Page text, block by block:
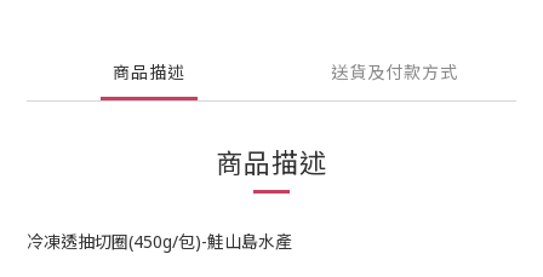
商品描述 送貨及付款方式
商品描述
冷凍透抽切圈(450g/包)-鮭山島水產